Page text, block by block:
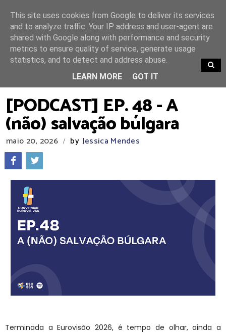
TRENDING
[PODCAST] EP. 48 - A
(não) salvação búlgara
maio 20, 2026 / by Jessica Mendes
Terminada a Eurovisão 2026, é tempo de olhar, ainda a
This site uses cookies from Google to deliver its services
and to analyze traffic. Your IP address and user-agent are
shared with Google along with performance and security
metrics to ensure quality of service, generate usage
statistics, and to detect and address abuse.
LEARN MORE
GOT IT